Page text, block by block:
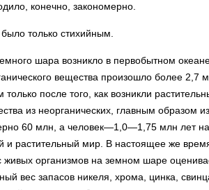
конечно, закономерно.
только стихийным.
шара возникло в первобытном
вещества произошло более 2,7
после того, как возникли
из неорганических, главным образом из
60 млн, а человек—1,0—1,75 млн лет
и растительный мир. В настоящее же
организмов на земном шаре
вес запасов никеля, хрома, цинка,